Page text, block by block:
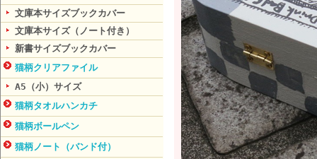
文庫本サイズブックカバー
文庫本サイズ（ノート付き）
新書サイズブックカバー
猫柄クリアファイル
A5（小）サイズ
猫柄タオルハンカチ
猫柄ボールペン
猫柄ノート（バンド付）